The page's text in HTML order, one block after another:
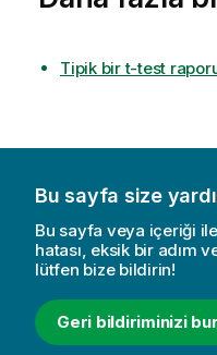
Tipik bir t-test
Bu sayfa size
Bu sayfa veya içeriği
hatası, eksik bir adım
lütfen bize bildirin!
Geri bildiriminizi